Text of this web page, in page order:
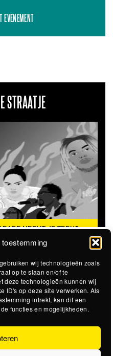
wij technologieën zoals
op te slaan en/of te
deze technologieën kunnen wij
ID's op deze site verwerken. Als
intrekt, kan dit een
functies en mogelijkheden.
EVENEMENT
STRAATJE
FADE NEEMT JE TERUG
ZOMER VAN 2016